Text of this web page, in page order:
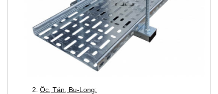
2. Ốc, Tán, Bu-Long: